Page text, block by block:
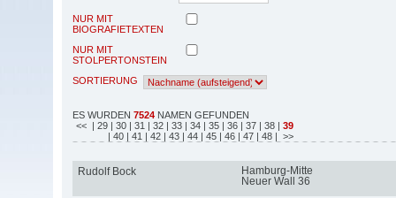
NUR MIT
BIOGRAFIETEXTEN
NUR MIT
STOLPERTONSTEIN
SORTIERUNG
ES WURDEN 7524 NAMEN GEFUNDEN
<< | 29 | 30 | 31 | 32 | 33 | 34 | 35 | 36 | 37 | 38 | 39
| 40 | 41 | 42 | 43 | 44 | 45 | 46 | 47 | 48 | >>
Rudolf Bock
Hamburg-Mitte
Neuer Wall 36